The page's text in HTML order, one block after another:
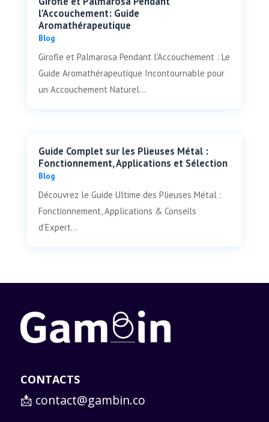
l'Accouchement: Guide
Aromathérapeutique
Blog
Girofle et Palmarosa Pendant l'Accouchement : Le
Guide Aromathérapeutique Incontournable pour
un Accouchement Naturel...
Guide Complet sur les Plieuses Métal :
Fonctionnement, Applications et Sélection
Blog
Découvrez le Guide Ultime des Plieuses Métal :
Fonctionnement, Applications & Conseils
d’Expert...
CONTACTS
📩 contact@gambin.co